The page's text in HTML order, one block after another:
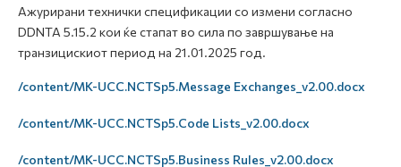
Ажурирани технички спецификации со измени согласно
DDNTA 5.15.2 кои ќе стапат во сила по завршување на
транзицискиот период на 21.01.2025 год.
/content/MK-UCC.NCTSp5.Message Exchanges_v2.00.docx
/content/MK-UCC.NCTSp5.Code Lists_v2.00.docx
/content/MK-UCC.NCTSp5.Business Rules_v2.00.docx